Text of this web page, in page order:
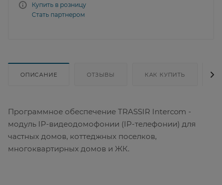
Купить в розницу
Стать партнером
ОПИСАНИЕ ОТЗЫВЫ КАК КУПИТЬ
Программное обеспечение TRASSIR Intercom -
модуль IP-видеодомофонии (IP-телефонии) для
частных домов, коттеджных поселков,
многоквартирных домов и ЖК.